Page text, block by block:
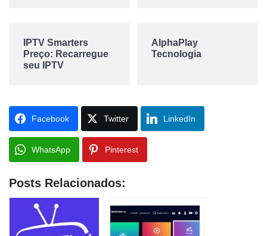
IPTV Smarters
Preço: Recarregue
seu IPTV
AlphaPlay
Tecnologia
Facebook Twitter LinkedIn
WhatsApp Pinterest
Posts Relacionados: